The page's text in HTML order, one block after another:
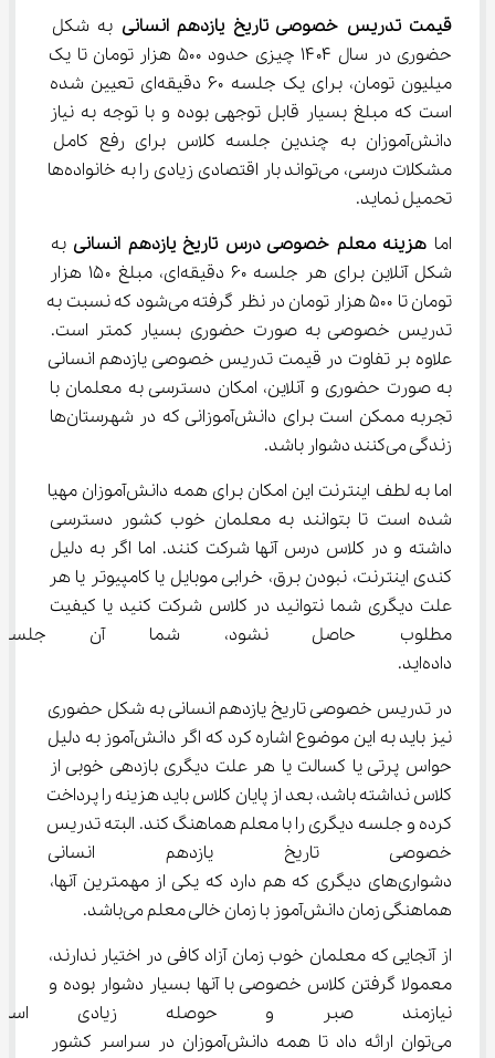
قیمت تدریس خصوصی تاریخ یازدهم انسانی به شکل
حضوری در سال ۱۴۰۴ چیزی حدود ۵۰۰ هزار تومان تا یک
میلیون تومان، برای یک جلسه ۶۰ دقیقه‌ای تعیین شده
است که مبلغ بسیار قابل توجهی بوده و با توجه به نیاز
دانش‌آموزان به چندین جلسه کلاس برای رفع کامل
مشکلات درسی، می‌تواند بار اقتصادی زیادی را به خانواده‌ها
تحمیل نماید.
اما هزینه معلم خصوصی درس تاریخ یازدهم انسانی به
شکل آنلاین برای هر جلسه ۶۰ دقیقه‌ای، مبلغ ۱۵۰ هزار
تومان تا ۵۰۰ هزار تومان در نظر گرفته می‌شود که نسبت به
تدریس خصوصی به صورت حضوری بسیار کمتر است.
علاوه بر تفاوت در قیمت تدریس خصوصی یازدهم انسانی
به صورت حضوری و آنلاین، امکان دسترسی به معلمان با
تجربه ممکن است برای دانش‌آموزانی که در شهرستان‌ها
زندگی می‌کنند دشوار باشد.
اما به لطف اینترنت این امکان برای همه دانش‌آموزان مهیا
شده است تا بتوانند به معلمان خوب کشور دسترسی
داشته و در کلاس درس آنها شرکت کنند. اما اگر به دلیل
کندی اینترنت، نبودن برق، خرابی موبایل یا کامپیوتر یا هر
علت دیگری شما نتوانید در کلاس شرکت کنید یا کیفیت
مطلوب حاصل نشود، شما آن
داده‌اید.
در تدریس خصوصی تاریخ یازدهم انسانی به شکل حضوری
نیز باید به این موضوع اشاره کرد که اگر دانش‌آموز به دلیل
حواس پرتی یا کسالت یا هر علت دیگری بازدهی خوبی از
کلاس نداشته باشد، بعد از پایان کلاس باید هزینه را پرداخت
کرده و جلسه دیگری را با معلم هماهنگ کند. البته تدریس
خصوصی تاریخ یازدهم
دشواری‌های دیگری که هم دارد که یکی از مهمترین آنها،
هماهنگی زمان دانش‌آموز با زمان خالی معلم می‌باشد.
از آنجایی که معلمان خوب زمان آزاد کافی در اختیار ندارند،
معمولا گرفتن کلاس خصوصی با آنها بسیار دشوار بوده و
نیازمند صبر و حوصله زیادی
می‌توان ارائه داد تا همه دانش‌آموزان در سراسر کشور